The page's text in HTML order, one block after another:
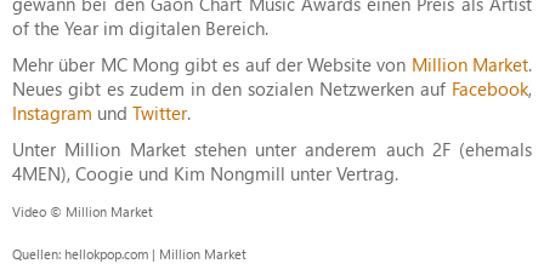
of the Year im digitalen Bereich.
Mehr über MC Mong gibt es auf der Website von Million Market.
Neues gibt es zudem in den sozialen Netzwerken auf Facebook,
Instagram und Twitter.
Unter Million Market stehen unter anderem auch 2F (ehemals
4MEN), Coogie und Kim Nongmill unter Vertrag.
Video © Million Market
Quellen: hellokpop.com | Million Market